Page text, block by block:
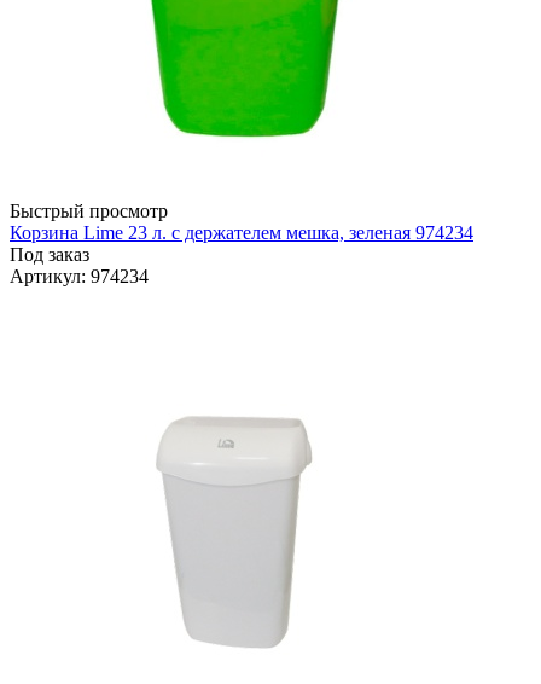
Быстрый просмотр
Корзина Lime 23 л. с держателем мешка, зеленая 974234
Под заказ
Артикул: 974234